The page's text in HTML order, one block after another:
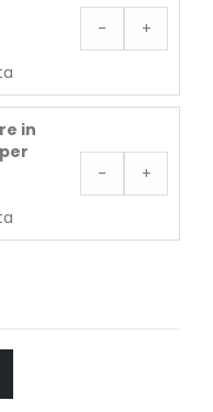
- +
in
- +